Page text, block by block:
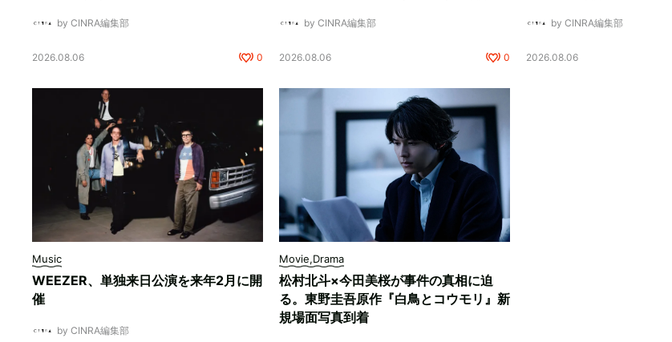
by CINRA編集部
2026.08.06 0
by CINRA編集部
2026.08.06 0
by CINRA編集部
2026.08.06
Music
WEEZER、単独来日公演を来年2月に開
催
by CINRA編集部
Movie,Drama
松村北斗×今田美桜が事件の真相に迫
る。東野圭吾原作『白鳥とコウモリ』新
規場面写真到着